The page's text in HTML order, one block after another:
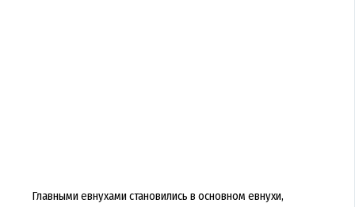
Главными евнухами становились в основном евнухи,